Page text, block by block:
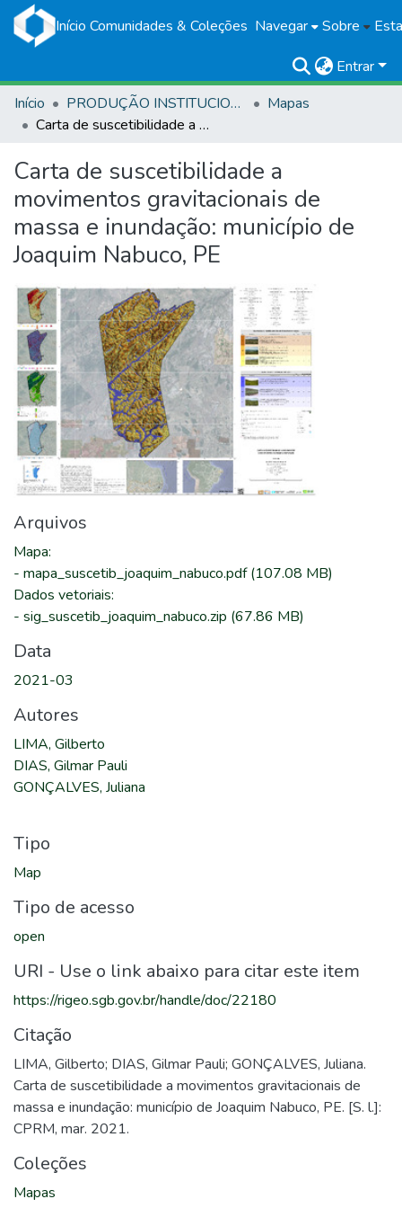
Início Comunidades & Coleções Navegar Sobre
Entrar
Início
PRODUÇÃO INSTITUCIONAL
Mapas
Carta de suscetibilidade a movimentos gravitacionais de massa e inundação: município de Joaquim Nabuco, PE
Carta de suscetibilidade a
movimentos gravitacionais de
massa e inundação: município de
Joaquim Nabuco, PE
Arquivos
Mapa:
- mapa_suscetib_joaquim_nabuco.pdf(107.08 MB)
Dados vetoriais:
- sig_suscetib_joaquim_nabuco.zip (67.86 MB)
Data
2021-03
Autores
LIMA, Gilberto
DIAS, Gilmar Pauli
GONÇALVES, Juliana
Tipo
Map
Tipo de acesso
open
URI - Use o link abaixo para citar este item
https://rigeo.sgb.gov.br/handle/doc/22180
Citação
LIMA, Gilberto; DIAS, Gilmar Pauli; GONÇALVES, Juliana.
Carta de suscetibilidade a movimentos gravitacionais de
massa e inundação: município de Joaquim Nabuco, PE. [S. l.]:
CPRM, mar. 2021.
Coleções
Mapas